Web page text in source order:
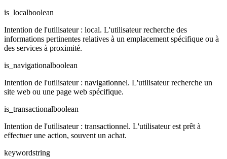
is_localboolean
Intention de l'utilisateur : local. L'utilisateur recherche des
informations pertinentes relatives à un emplacement spécifique ou à
des services à proximité.
is_navigationalboolean
Intention de l'utilisateur : navigationnel. L'utilisateur recherche un
site web ou une page web spécifique.
is_transactionalboolean
Intention de l'utilisateur : transactionnel. L'utilisateur est prêt à
effectuer une action, souvent un achat.
keywordstring